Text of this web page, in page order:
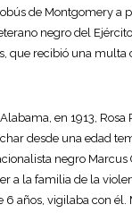
de Montgomery a
negro del
que recibió una multa
en 1913,
desde una edad
negro Marcus
a la familia de la
6 años, vigilaba con él.